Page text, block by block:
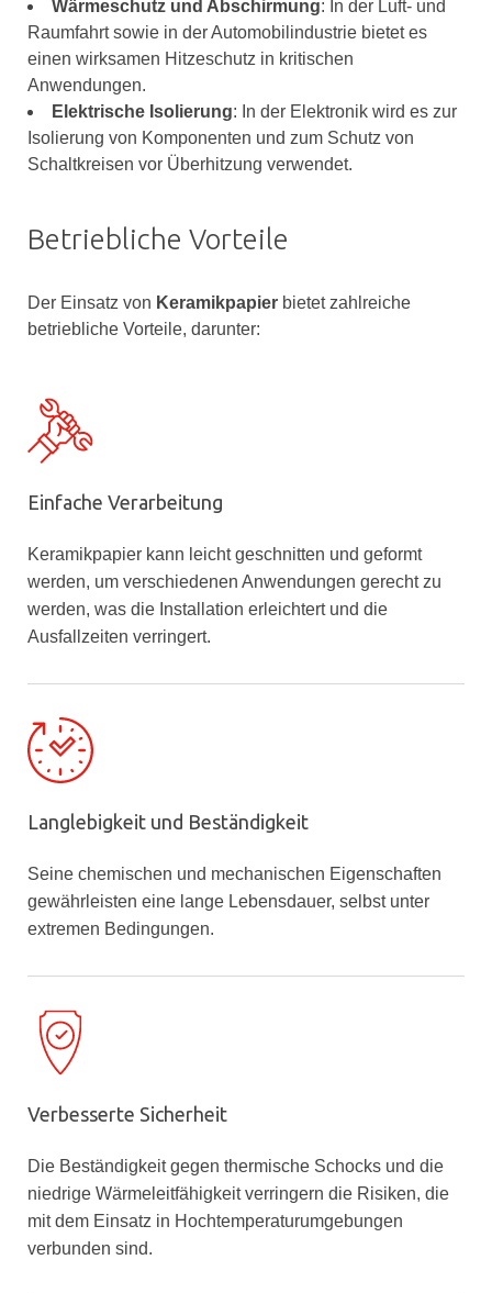
Wärmeschutz und Abschirmung: In der Luft- und
Raumfahrt sowie in der Automobilindustrie bietet es
einen wirksamen Hitzeschutz in kritischen
Anwendungen.
Elektrische Isolierung: In der Elektronik wird es zur
Isolierung von Komponenten und zum Schutz von
Schaltkreisen vor Überhitzung verwendet.
Betriebliche Vorteile
Der Einsatz von Keramikpapier bietet zahlreiche
betriebliche Vorteile, darunter:
Einfache Verarbeitung
Keramikpapier kann leicht geschnitten und geformt
werden, um verschiedenen Anwendungen gerecht zu
werden, was die Installation erleichtert und die
Ausfallzeiten verringert.
Langlebigkeit und Beständigkeit
Seine chemischen und mechanischen Eigenschaften
gewährleisten eine lange Lebensdauer, selbst unter
extremen Bedingungen.
Verbesserte Sicherheit
Die Beständigkeit gegen thermische Schocks und die
niedrige Wärmeleitfähigkeit verringern die Risiken, die
mit dem Einsatz in Hochtemperaturumgebungen
verbunden sind.